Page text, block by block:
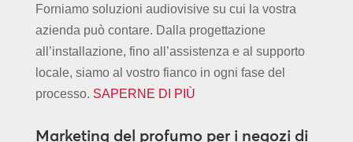
Forniamo soluzioni audiovisive su cui la vostra
azienda può contare. Dalla progettazione
all’installazione, fino all’assistenza e al supporto
locale, siamo al vostro fianco in ogni fase del
processo. SAPERNE DI PIÙ
Marketing del profumo per i negozi di